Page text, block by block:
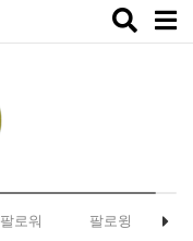
Toggle
팔로워 팔로윙